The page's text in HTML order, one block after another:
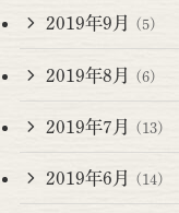
2019年9月 (5)
2019年8月 (6)
2019年7月 (13)
2019年6月 (14)